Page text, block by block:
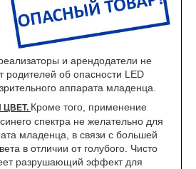
и арендодатели не
родителей об опасности LED
аппарата младенца.
ЦВЕТ. Кроме того, применение
спектра не желательно для
младенца, в связи с большей
в отличии от голубого. Чисто
разрушающий эффект для